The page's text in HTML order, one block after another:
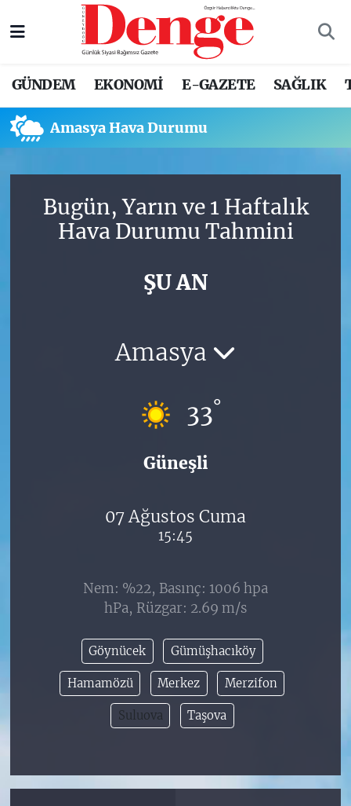
GÜNDEM EKONOMİ E-GAZETE SAĞLIK
Amasya Hava Durumu
Bugün, Yarın ve 1 Haftalık
Hava Durumu Tahmini
ŞU AN
Amasya
33°
Güneşli
07 Ağustos Cuma
15:45
Nem: %22, Basınç: 1006 hpa
hPa, Rüzgar: 2.69 m/s
Göynücek Gümüşhacıköy
Hamamözü Merkez Merzifon
Suluova Taşova
Nöbetçi Eczaneler
Trafik Durumu
Süper Lig Puan Durumu ve Fikstür
Tüm Manşetler